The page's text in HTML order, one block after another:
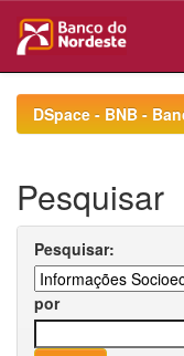
navigationDSpace - BNB -
Pesquisar
Pesquisar:
por